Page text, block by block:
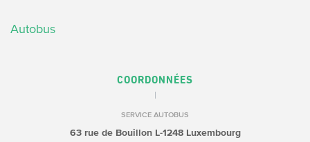
Autobus
COORDONNÉES
SERVICE AUTOBUS
63 rue de BouillonL-1248 Luxembourg